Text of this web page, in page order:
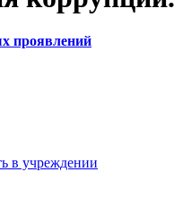
проявлений
в учреждении